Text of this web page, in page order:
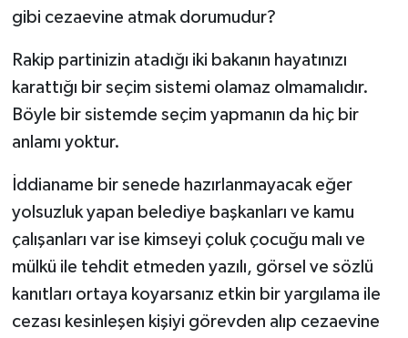
gibi cezaevine atmak dorumudur?
Rakip partinizin atadığı iki bakanın hayatınızı
karattığı bir seçim sistemi olamaz olmamalıdır.
Böyle bir sistemde seçim yapmanın da hiç bir
anlamı yoktur.
İddianame bir senede hazırlanmayacak eğer
yolsuzluk yapan belediye başkanları ve kamu
çalışanları var ise kimseyi çoluk çocuğu malı ve
mülkü ile tehdit etmeden yazılı, görsel ve sözlü
kanıtları ortaya koyarsanız etkin bir yargılama ile
cezası kesinleşen kişiyi görevden alıp cezaevine